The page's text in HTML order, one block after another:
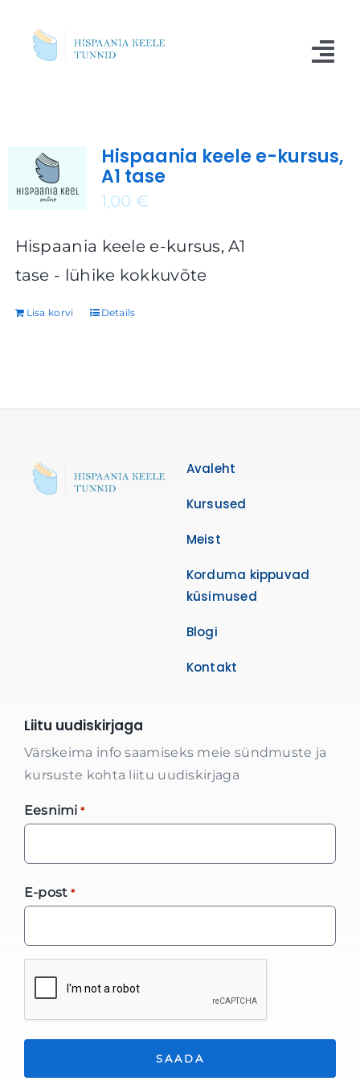
Blogi
Hispaania keele e-kursus,
A1 tase
1,00 €
Hispaania keele e-kursus, A1
tase - lühike kokkuvõte
Lisa korvi Details
Avaleht
Kursused
Meist
Korduma kippuvad
küsimused
Blogi
Kontakt
Liitu uudiskirjaga
Värskeima info saamiseks meie sündmuste ja
kursuste kohta liitu uudiskirjaga
Eesnimi *
E-post *